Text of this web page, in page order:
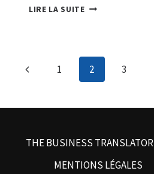
LIRE LA SUITEÉLECTRICITÉ
LES
TACTIQUES
IRRÉSISTIBLES
RÉDUIRE
ÉNERGÉTIQUES
VOTRE
Navigation
Page
1 2 3
THE BUSINESS TRANSLATOR
MENTIONS LÉGALES